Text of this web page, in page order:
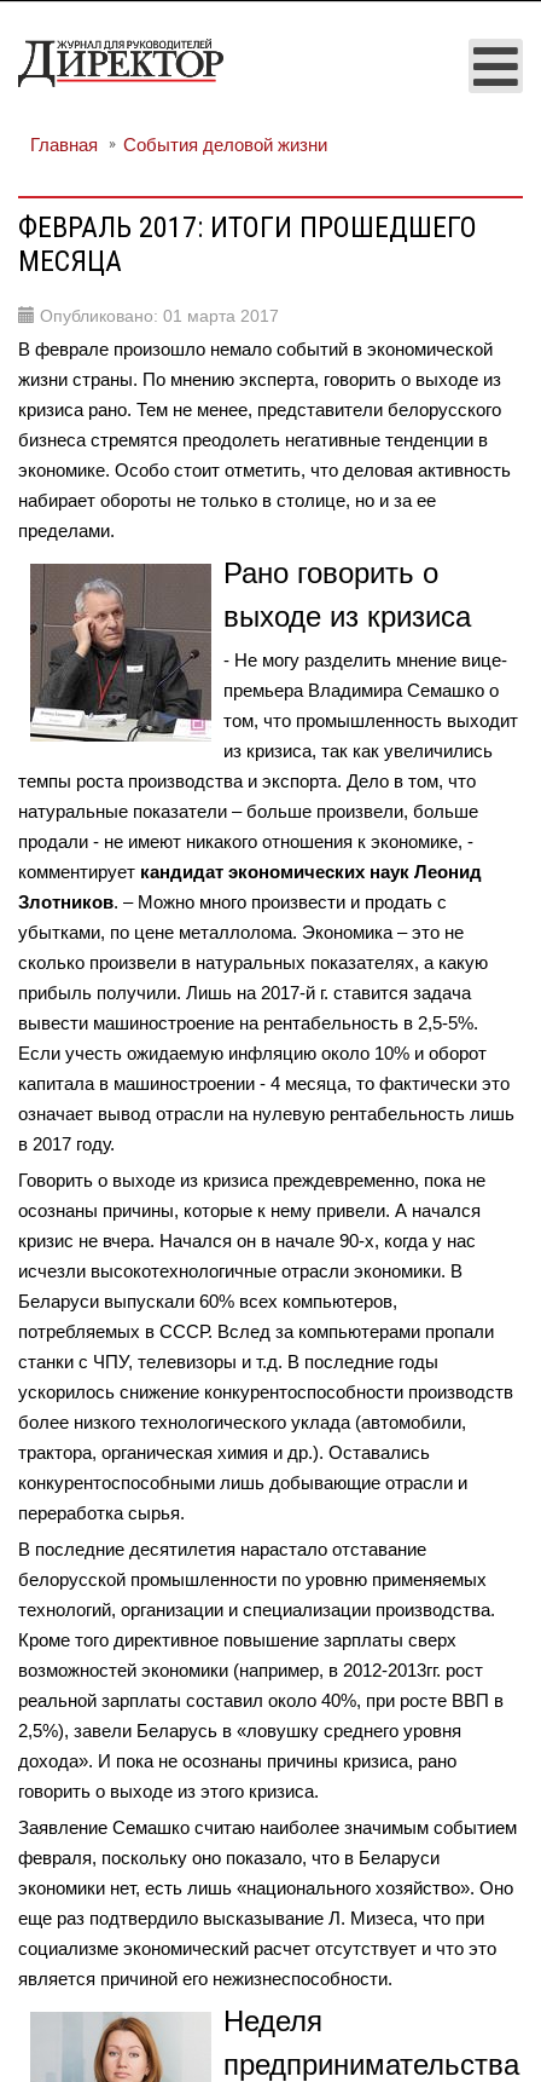
Главная События деловой жизни
ФЕВРАЛЬ 2017: ИТОГИ ПРОШЕДШЕГО
МЕСЯЦА
Опубликовано: 01 марта 2017
В феврале произошло немало событий в экономической
жизни страны. По мнению эксперта, говорить о выходе из
кризиса рано. Тем не менее, представители белорусского
бизнеса стремятся преодолеть негативные тенденции в
экономике. Особо стоит отметить, что деловая активность
набирает обороты не только в столице, но и за ее
пределами.
Рано говорить о
выходе из кризиса
- Не могу разделить мнение вице-
премьера Владимира Семашко о
том, что промышленность выходит
из кризиса, так как увеличились
темпы роста производства и экспорта. Дело в том, что
натуральные показатели – больше произвели, больше
продали - не имеют никакого отношения к экономике, -
комментирует кандидат экономических наук Леонид
Злотников. – Можно много произвести и продать с
убытками, по цене металлолома. Экономика – это не
сколько произвели в натуральных показателях, а какую
прибыль получили. Лишь на 2017-й г. ставится задача
вывести машиностроение на рентабельность в 2,5-5%.
Если учесть ожидаемую инфляцию около 10% и оборот
капитала в машиностроении - 4 месяца, то фактически это
означает вывод отрасли на нулевую рентабельность лишь
в 2017 году.
Говорить о выходе из кризиса преждевременно, пока не
осознаны причины, которые к нему привели. А начался
кризис не вчера. Начался он в начале 90-х, когда у нас
исчезли высокотехнологичные отрасли экономики. В
Беларуси выпускали 60% всех компьютеров,
потребляемых в СССР. Вслед за компьютерами пропали
станки с ЧПУ, телевизоры и т.д. В последние годы
ускорилось снижение конкурентоспособности производств
более низкого технологического уклада (автомобили,
трактора, органическая химия и др.). Оставались
конкурентоспособными лишь добывающие отрасли и
переработка сырья.
В последние десятилетия нарастало отставание
белорусской промышленности по уровню применяемых
технологий, организации и специализации производства.
Кроме того директивное повышение зарплаты сверх
возможностей экономики (например, в 2012-2013гг. рост
реальной зарплаты составил около 40%, при росте ВВП в
2,5%), завели Беларусь в «ловушку среднего уровня
дохода». И пока не осознаны причины кризиса, рано
говорить о выходе из этого кризиса.
Заявление Семашко считаю наиболее значимым событием
февраля, поскольку оно показало, что в Беларуси
экономики нет, есть лишь «национального хозяйство». Оно
еще раз подтвердило высказывание Л. Мизеса, что при
социализме экономический расчет отсутствует и что это
является причиной его нежизнеспособности.
Неделя
предпринимательства